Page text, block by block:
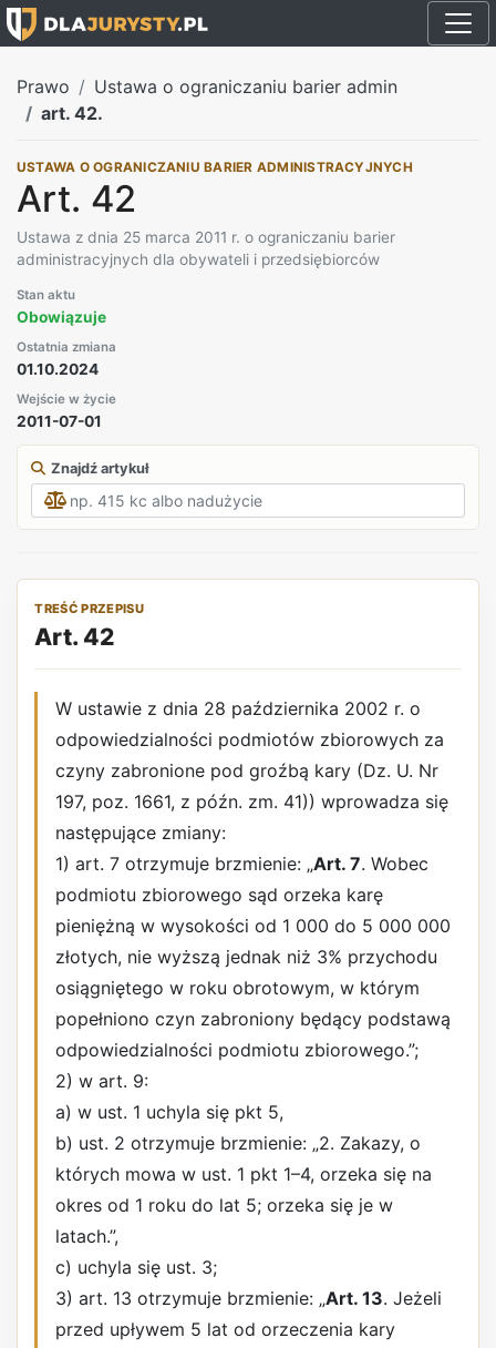
Prawo
Ustawa o ograniczaniu barier admin
art. 42.
USTAWA O OGRANICZANIU BARIER ADMINISTRACYJNYCH
Art. 42
Ustawa z dnia 25 marca 2011 r. o ograniczaniu barier
administracyjnych dla obywateli i przedsiębiorców
Stan aktu
Obowiązuje
Ostatnia zmiana
01.10.2024
Wejście w życie
2011-07-01
Znajdź artykuł
TREŚĆ PRZEPISU
Art. 42
W ustawie z dnia 28 października 2002 r. o
odpowiedzialności podmiotów zbiorowych za
czyny zabronione pod groźbą kary (Dz. U. Nr
197, poz. 1661, z późn. zm. 41)) wprowadza się
następujące zmiany:
1) art. 7 otrzymuje brzmienie: „Art. 7. Wobec
podmiotu zbiorowego sąd orzeka karę
pieniężną w wysokości od 1 000 do 5 000 000
złotych, nie wyższą jednak niż 3% przychodu
osiągniętego w roku obrotowym, w którym
popełniono czyn zabroniony będący podstawą
odpowiedzialności podmiotu zbiorowego.”;
2) w art. 9:
a) w ust. 1 uchyla się pkt 5,
b) ust. 2 otrzymuje brzmienie: „2. Zakazy, o
których mowa w ust. 1 pkt 1–4, orzeka się na
okres od 1 roku do lat 5; orzeka się je w
latach.”,
c) uchyla się ust. 3;
3) art. 13 otrzymuje brzmienie: „Art. 13. Jeżeli
przed upływem 5 lat od orzeczenia kary